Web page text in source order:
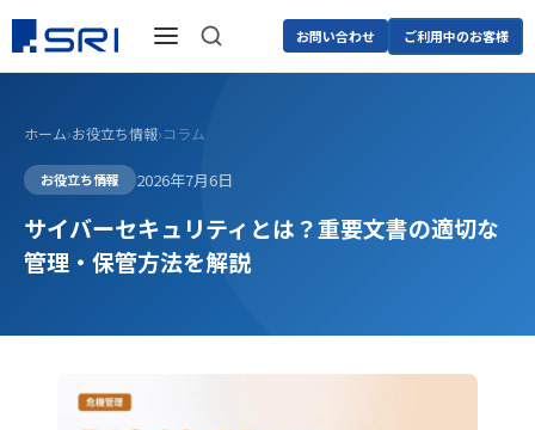
お問い合わせ ご利用中のお客様
ホーム›お役立ち情報›コラム
お役立ち情報 2026年7月6日
サイバーセキュリティとは？重要文書の適切な
管理・保管方法を解説